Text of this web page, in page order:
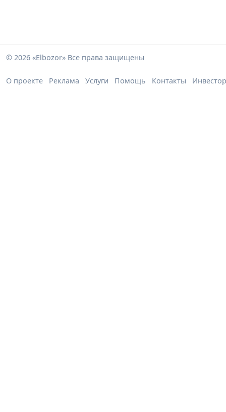
© 2026 «Elbozor» Все права защищены
О проекте Реклама Услуги Помощь Контакты